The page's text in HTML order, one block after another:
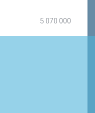
5 070 000